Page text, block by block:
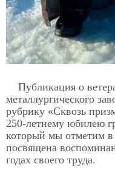
Публикация о
металлургического
рубрику «Сквозь
250-летнему юбилею
который мы отметим в
посвящена
годах своего труда.